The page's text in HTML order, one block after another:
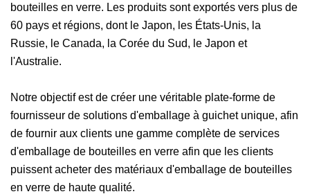
bouteilles en verre. Les produits sont exportés vers plus de
60 pays et régions, dont le Japon, les États-Unis, la
Russie, le Canada, la Corée du Sud, le Japon et
l'Australie.
Notre objectif est de créer une véritable plate-forme de
fournisseur de solutions d'emballage à guichet unique, afin
de fournir aux clients une gamme complète de services
d'emballage de bouteilles en verre afin que les clients
puissent acheter des matériaux d'emballage de bouteilles
en verre de haute qualité.